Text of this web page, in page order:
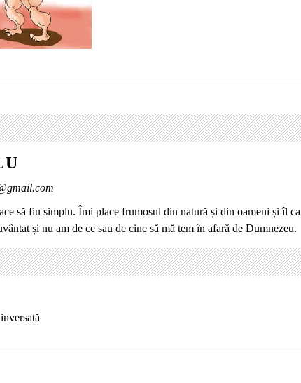
să fiu simplu. Îmi place frumosul din natură și din oameni și îl
și nu am de ce sau de cine să mă tem în afară de Dumnezeu.